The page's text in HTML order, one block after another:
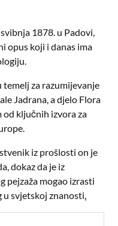
1878. u Padovi,
opus koji i danas ima
za razumijevanje
Jadrana, a djelo Flora
od ključnih izvora za
iz prošlosti on je
dokaz da je iz
pejzaža mogao izrasti
u svjetskoj znanosti.